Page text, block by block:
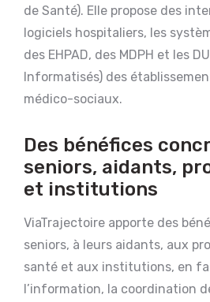
de Santé). Elle propose des
logiciels hospitaliers, les
des EHPAD, des MDPH et les
Informatisés) des
médico-sociaux.
Des bénéfices
seniors, aidants,
et institutions
ViaTrajectoire apporte des
seniors, à leurs aidants, aux
santé et aux institutions, en
l’information, la coordination